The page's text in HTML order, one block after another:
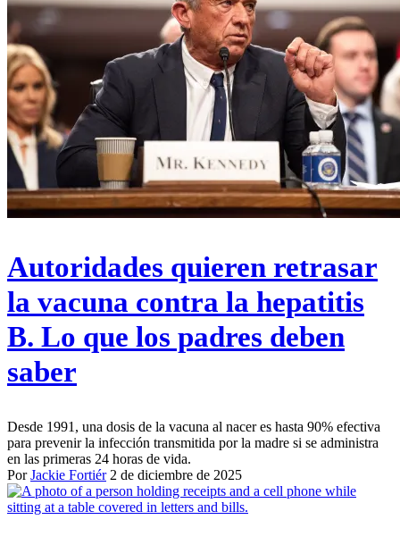
Autoridades quieren retrasar
la vacuna contra la hepatitis
B. Lo que los padres deben
saber
Desde 1991, una dosis de la vacuna al nacer es hasta 90% efectiva
para prevenir la infección transmitida por la madre si se administra
en las primeras 24 horas de vida.
PorJackie Fortiér 2 de diciembre de 2025